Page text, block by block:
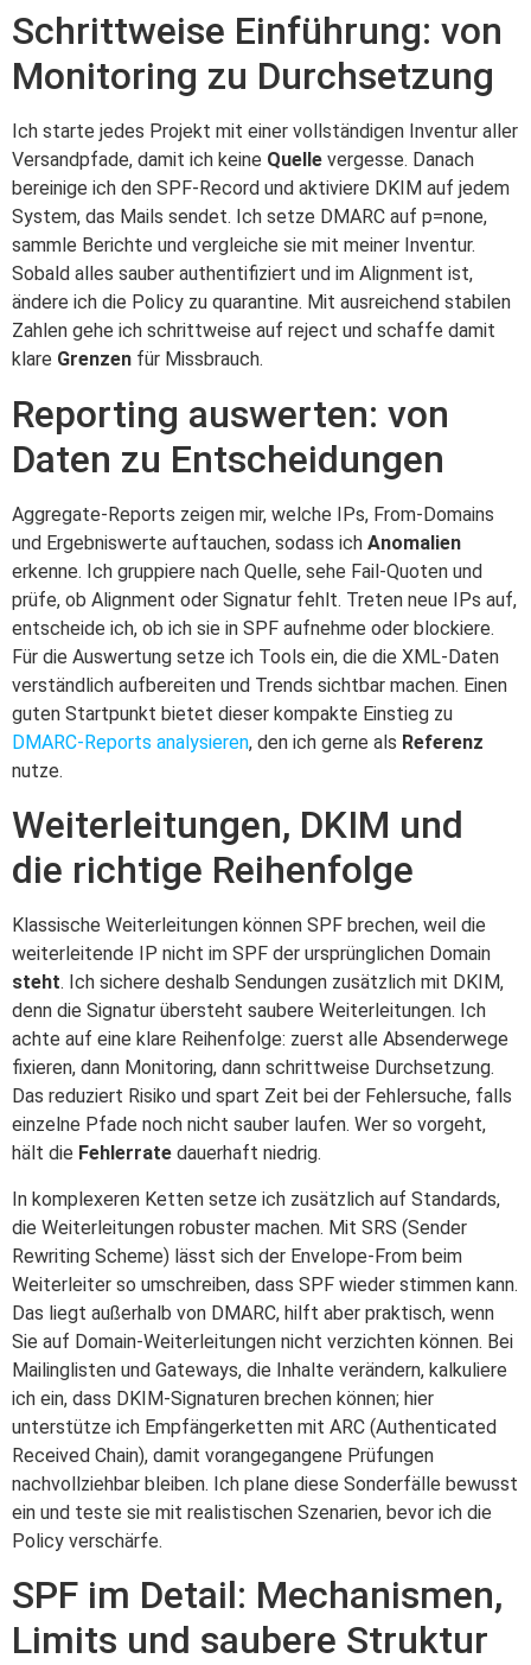
Schrittweise Einführung: von
Monitoring zu Durchsetzung
Ich starte jedes Projekt mit einer vollständigen Inventur aller
Versandpfade, damit ich keine Quelle vergesse. Danach
bereinige ich den SPF-Record und aktiviere DKIM auf jedem
System, das Mails sendet. Ich setze DMARC auf p=none,
sammle Berichte und vergleiche sie mit meiner Inventur.
Sobald alles sauber authentifiziert und im Alignment ist,
ändere ich die Policy zu quarantine. Mit ausreichend stabilen
Zahlen gehe ich schrittweise auf reject und schaffe damit
klare Grenzen für Missbrauch.
Reporting auswerten: von
Daten zu Entscheidungen
Aggregate-Reports zeigen mir, welche IPs, From-Domains
und Ergebniswerte auftauchen, sodass ich Anomalien
erkenne. Ich gruppiere nach Quelle, sehe Fail-Quoten und
prüfe, ob Alignment oder Signatur fehlt. Treten neue IPs auf,
entscheide ich, ob ich sie in SPF aufnehme oder blockiere.
Für die Auswertung setze ich Tools ein, die die XML-Daten
verständlich aufbereiten und Trends sichtbar machen. Einen
guten Startpunkt bietet dieser kompakte Einstieg zu
DMARC-Reports analysieren, den ich gerne als Referenz
nutze.
Weiterleitungen, DKIM und
die richtige Reihenfolge
Klassische Weiterleitungen können SPF brechen, weil die
weiterleitende IP nicht im SPF der ursprünglichen Domain
steht. Ich sichere deshalb Sendungen zusätzlich mit DKIM,
denn die Signatur übersteht saubere Weiterleitungen. Ich
achte auf eine klare Reihenfolge: zuerst alle Absenderwege
fixieren, dann Monitoring, dann schrittweise Durchsetzung.
Das reduziert Risiko und spart Zeit bei der Fehlersuche, falls
einzelne Pfade noch nicht sauber laufen. Wer so vorgeht,
hält die Fehlerrate dauerhaft niedrig.
In komplexeren Ketten setze ich zusätzlich auf Standards,
die Weiterleitungen robuster machen. Mit SRS (Sender
Rewriting Scheme) lässt sich der Envelope-From beim
Weiterleiter so umschreiben, dass SPF wieder stimmen kann.
Das liegt außerhalb von DMARC, hilft aber praktisch, wenn
Sie auf Domain-Weiterleitungen nicht verzichten können. Bei
Mailinglisten und Gateways, die Inhalte verändern, kalkuliere
ich ein, dass DKIM-Signaturen brechen können; hier
unterstütze ich Empfängerketten mit ARC (Authenticated
Received Chain), damit vorangegangene Prüfungen
nachvollziehbar bleiben. Ich plane diese Sonderfälle bewusst
ein und teste sie mit realistischen Szenarien, bevor ich die
Policy verschärfe.
SPF im Detail: Mechanismen,
Limits und saubere Struktur